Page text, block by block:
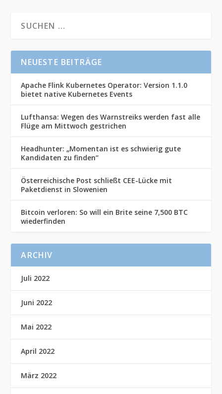
NEUESTE BEITRÄGE
Apache Flink Kubernetes Operator: Version 1.1.0
bietet native Kubernetes Events
Lufthansa: Wegen des Warnstreiks werden fast alle
Flüge am Mittwoch gestrichen
Headhunter: „Momentan ist es schwierig gute
Kandidaten zu finden“
Österreichische Post schließt CEE-Lücke mit
Paketdienst in Slowenien
Bitcoin verloren: So will ein Brite seine 7,500 BTC
wiederfinden
ARCHIV
Juli 2022
Juni 2022
Mai 2022
April 2022
März 2022